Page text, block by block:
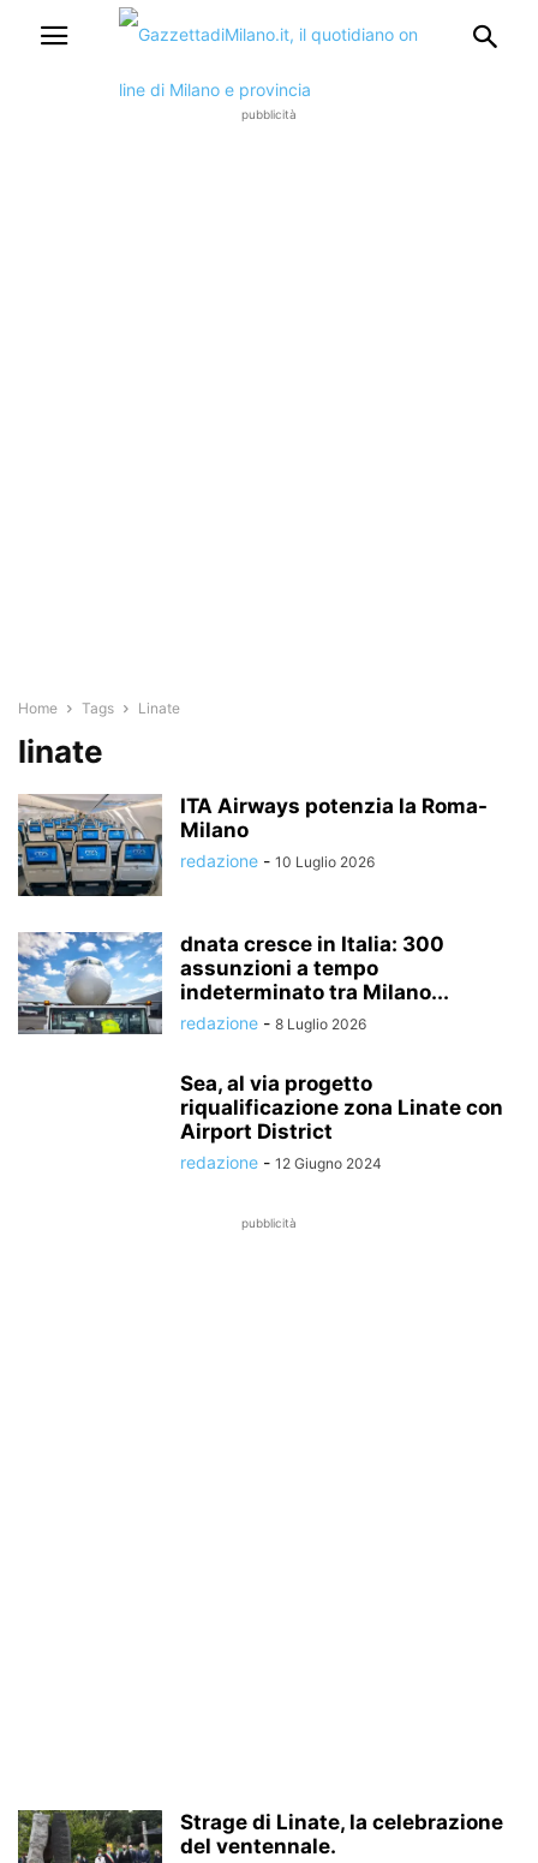
pubblicità
Home Tags Linate
linate
ITA Airways potenzia la Roma-
Milano
redazione - 10 Luglio 2026
dnata cresce in Italia: 300
assunzioni a tempo
indeterminato tra Milano...
redazione - 8 Luglio 2026
Sea, al via progetto
riqualificazione zona Linate con
Airport District
redazione - 12 Giugno 2024
pubblicità
Strage di Linate, la celebrazione
del ventennale.